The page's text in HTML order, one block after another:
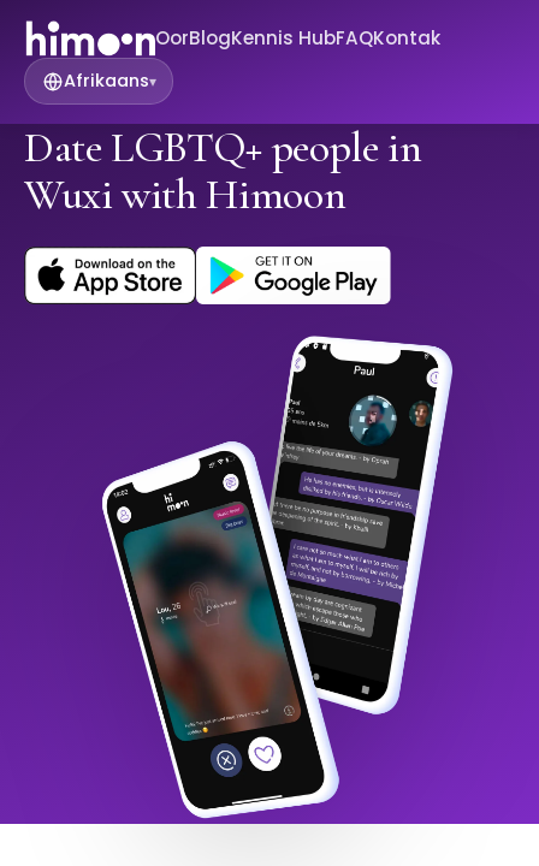
OorBlogKennis HubFAQKontak
Afrikaans▾
Date LGBTQ+ people in
Wuxi with Himoon